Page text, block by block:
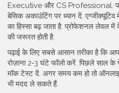
Executive और CS Professional.
बेसिक अकाउंटिंग पर ध्यान दें.
का हिस्सा बढ़ जाता है. प्रोफेशनल लेवल
की जरूरत होती है.
पढ़ाई के लिए सबसे आसान तरीका है कि
रोज़ाना 2‑3 घंटे फॉलो करें. पिछले साल
मॉक टेस्ट दें. अगर समय कम हो तो
भी मदद ले सकते हैं.